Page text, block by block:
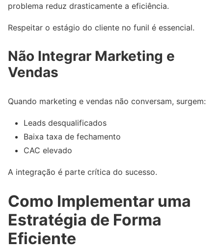
problema reduz drasticamente a eficiência.
Respeitar o estágio do cliente no funil é essencial.
Não Integrar Marketing e
Vendas
Quando marketing e vendas não conversam, surgem:
Leads desqualificados
Baixa taxa de fechamento
CAC elevado
A integração é parte crítica do sucesso.
Como Implementar uma
Estratégia de Forma
Eficiente